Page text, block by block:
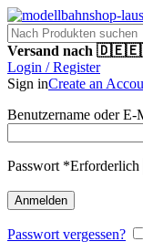
Versand nach
Login / Register
Sign inCreate an
Benutzername oder E-
Passwort *Erforderlich
Anmelden
Passwort vergessen?